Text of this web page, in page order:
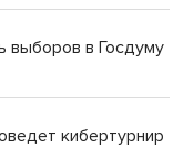
вошли в топ-16
выборов в Госдуму
кибертурнир